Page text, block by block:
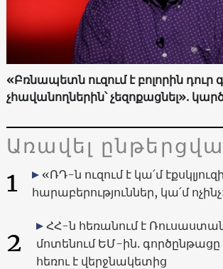
«Բռնապետն ուզում է բոլորին դուր
չհավանողներին՝ չեզոքացնել».
Առավել
1
«ՌԴ-ն ուզում է կա՛մ
հարաբերություններ, կա՛մ
2
ՀՀ-ն հեռանում է
մոտենում ԵՄ-ին. գործընթացը
հեռու է վերջնակետից